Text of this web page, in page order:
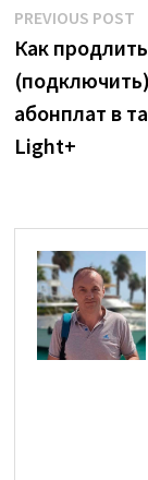
Post
navigation
PREVIOUS POST
Как продлить
абонплат в
Light+